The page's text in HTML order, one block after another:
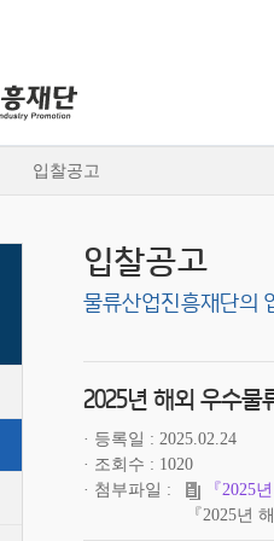
입찰공고
입찰공고
물류산업진흥재단의
2025년 해외 우수물
등록일
2025.02.24
조회수
1020
첨부파일
『2025
『2025년